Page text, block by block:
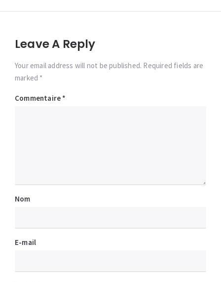
Leave A Reply
Your email address will not be published. Required fields are
marked *
Commentaire *
Nom
E-mail